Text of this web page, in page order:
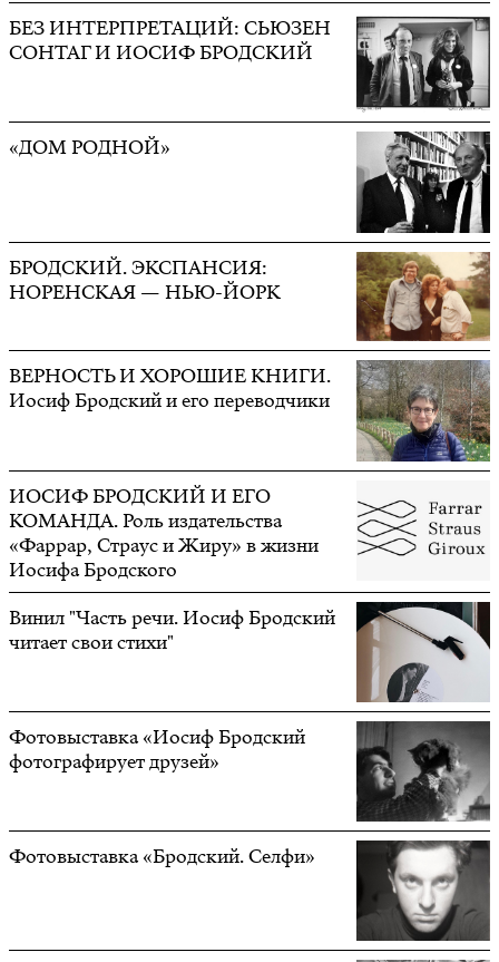
БЕЗ ИНТЕРПРЕТАЦИЙ: СЬЮЗЕН
СОНТАГ И ИОСИФ БРОДСКИЙ
«ДОМ РОДНОЙ»
БРОДСКИЙ. ЭКСПАНСИЯ:
НОРЕНСКАЯ — НЬЮ-ЙОРК
ВЕРНОСТЬ И ХОРОШИЕ КНИГИ.
Иосиф Бродский и его переводчики
ИОСИФ БРОДСКИЙ И ЕГО
КОМАНДА. Роль издательства
«Фаррар, Страус и Жиру» в жизни
Иосифа Бродского
Винил "Часть речи. Иосиф Бродский
читает свои стихи"
Фотовыставка «Иосиф Бродский
фотографирует друзей»
Фотовыставка «Бродский. Селфи»